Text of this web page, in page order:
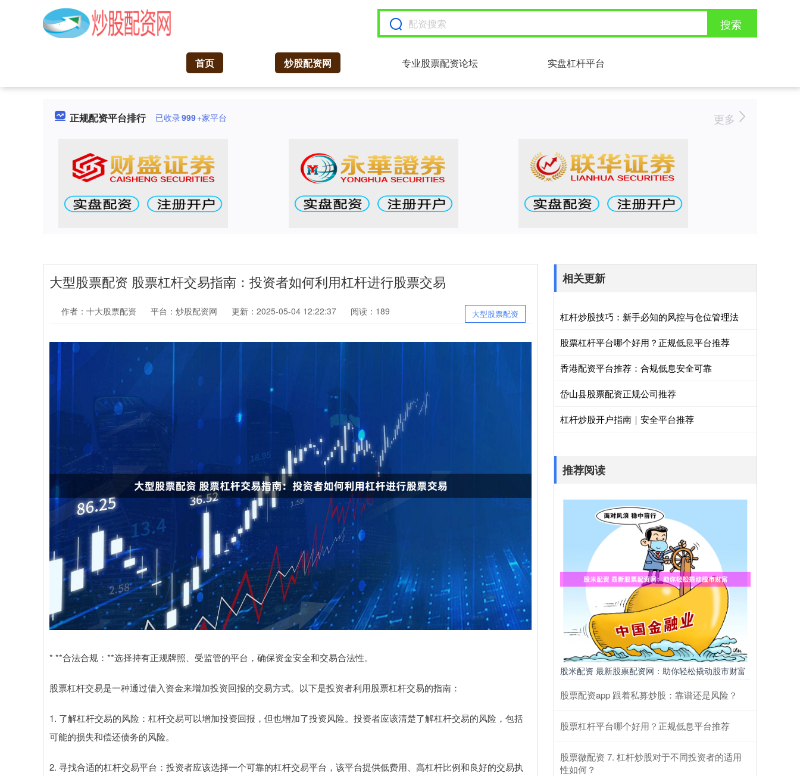
搜索
首页 炒股配资网 专业股票配资论坛 实盘杠杆平台
正规配资平台排行 已收录999+家平台 更多
大型股票配资 股票杠杆交易指南：投资者如何利用杠杆进行股票交易
大型股票配资
作者：十大股票配资 平台：炒股配资网 更新：2025-05-04 12:22:37 阅读：189
* **合法合规：**选择持有正规牌照、受监管的平台，确保资金安全和交易合法性。
股票杠杆交易是一种通过借入资金来增加投资回报的交易方式。以下是投资者利用股票杠杆交易的指南：
1. 了解杠杆交易的风险：杠杆交易可以增加投资回报，但也增加了投资风险。投资者应该清楚了解杠杆交易的风险，包括
可能的损失和偿还债务的风险。
2. 寻找合适的杠杆交易平台：投资者应该选择一个可靠的杠杆交易平台，该平台提供低费用、高杠杆比例和良好的交易执
相关更新
杠杆炒股技巧：新手必知的风控与仓位管理法
股票杠杆平台哪个好用？正规低息平台推荐
香港配资平台推荐：合规低息安全可靠
岱山县股票配资正规公司推荐
杠杆炒股开户指南｜安全平台推荐
推荐阅读
股米配资 最新股票配资网：助你轻松撬动股市财富
股票配资app 跟着私募炒股：靠谱还是风险？
股票杠杆平台哪个好用？正规低息平台推荐
股票微配资 7. 杠杆炒股对于不同投资者的适用
性如何？